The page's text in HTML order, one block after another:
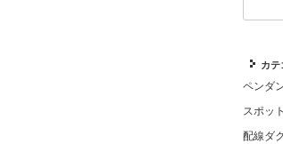
カテ
ペンダ
スポッ
配線ダ